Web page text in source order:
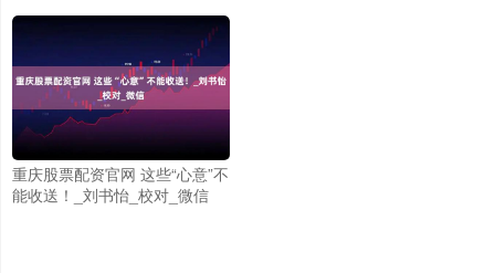
重庆股票配资官网 这些“心意”不
能收送！_刘书怡_校对_微信